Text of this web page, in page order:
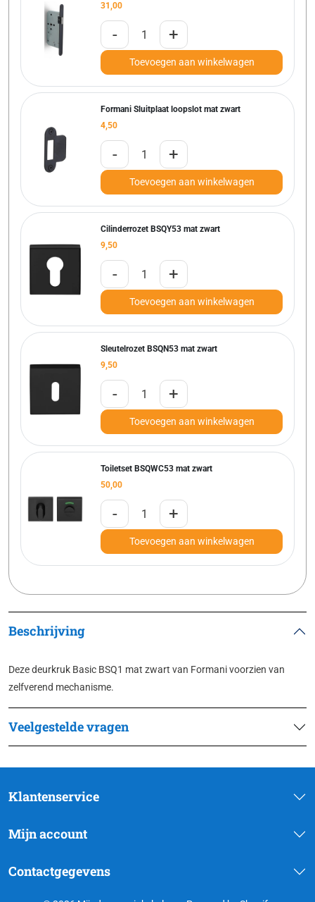
31,00
- +
Toevoegen aan winkelwagen
Formani Sluitplaat loopslot mat zwart
4,50
- +
Toevoegen aan winkelwagen
Cilinderrozet BSQY53 mat zwart
9,50
- +
Toevoegen aan winkelwagen
Sleutelrozet BSQN53 mat zwart
9,50
- +
Toevoegen aan winkelwagen
Toiletset BSQWC53 mat zwart
50,00
- +
Toevoegen aan winkelwagen
Beschrijving
Deze deurkruk Basic BSQ1 mat zwart van Formani voorzien van
zelfverend mechanisme.
Veelgestelde vragen
Klantenservice
Mijn account
Contactgegevens